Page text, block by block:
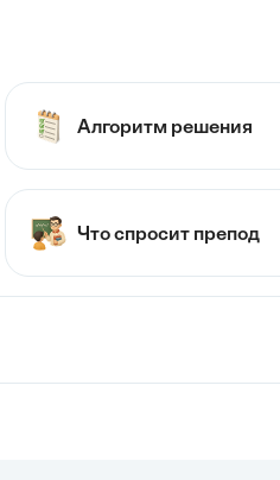
Алгоритм решения
Что спросит препод